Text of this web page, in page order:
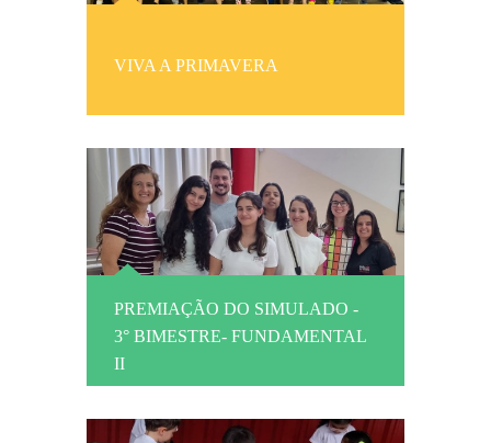
VIVA A PRIMAVERA
PREMIAÇÃO DO SIMULADO -
3° BIMESTRE- FUNDAMENTAL
II